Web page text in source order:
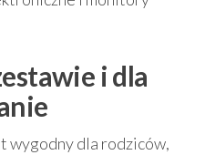
i dla
wygodny dla rodziców,